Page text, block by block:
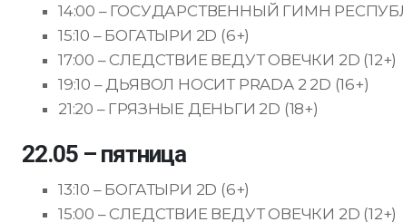
14:00 – ГОСУДАРСТВЕННЫЙ ГИМН
15:10 – БОГАТЫРИ 2D (6+)
17:00 – СЛЕДСТВИЕ ВЕДУТ ОВЕЧКИ 2D (12+)
19:10 – ДЬЯВОЛ НОСИТ PRADA 2 2D (16+)
21:20 – ГРЯЗНЫЕ ДЕНЬГИ 2D (18+)
22.05 – пятница
13:10 – БОГАТЫРИ 2D (6+)
15:00 – СЛЕДСТВИЕ ВЕДУТ ОВЕЧКИ 2D (12+)